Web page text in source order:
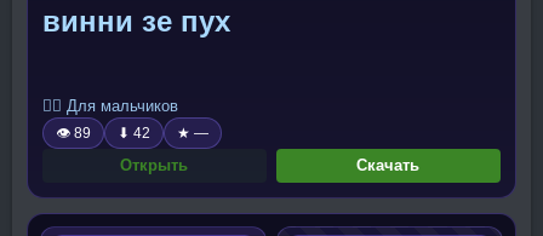
винни зе пух
🧍‍♂️ Для мальчиков
👁 89 ⬇ 42 ★ —
Открыть Скачать